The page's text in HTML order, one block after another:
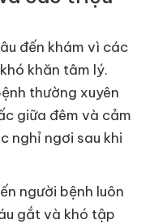
đến khám vì các
khăn tâm lý.
thường xuyên
giữa đêm và cảm
nghỉ ngơi sau khi
người bệnh luôn
gắt và khó tập